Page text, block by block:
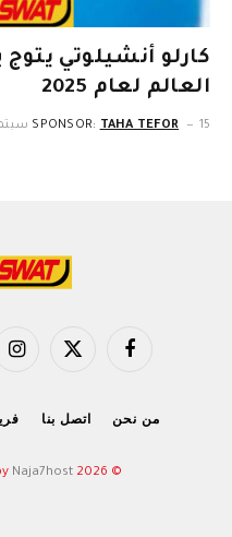
كارلو أنشيلوتي
العالم لعام 2025
SPONSOR: TAHA TEFOR 15 سبتمبر، 2025
فيسبوك X
من نحن اتصل بنا
© 2026 SportAswat. Designed by
Naja7host